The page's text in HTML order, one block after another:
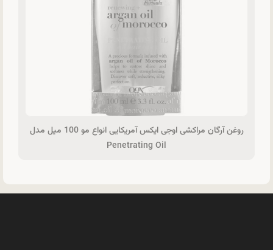
روغن آرگان مراکشی اوجی ایکس آمریکایی انواع مو 100 میل مدل
Penetrating Oil